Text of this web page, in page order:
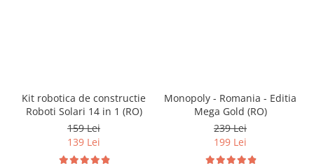
Kit robotica de constructie
Roboti Solari 14 in 1 (RO)
159 Lei
139 Lei
Monopoly - Romania - Editia
Mega Gold (RO)
239 Lei
199 Lei